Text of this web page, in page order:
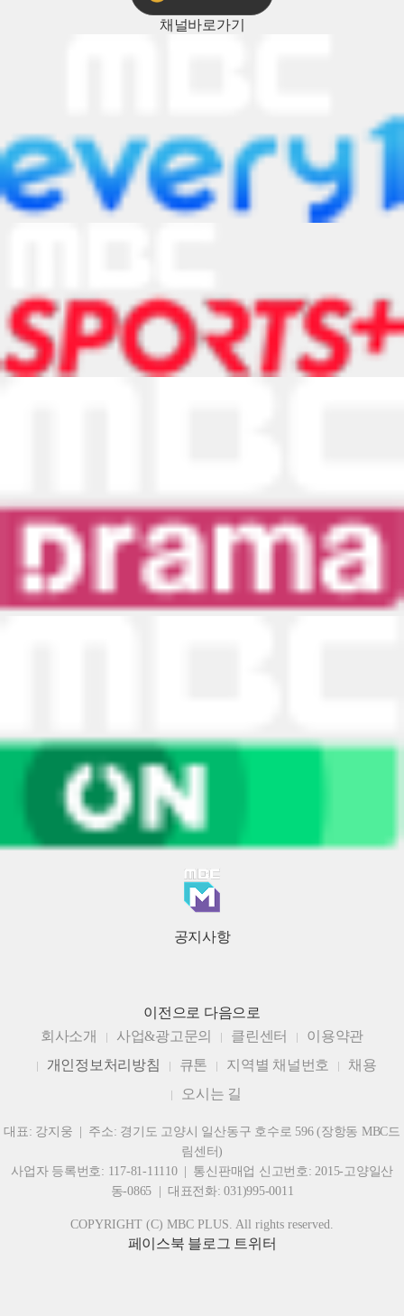
채널바로가기
공지사항
이전으로 다음으로
회사소개
사업&광고문의 클린센터
이용약관
개인정보처리방침
큐톤 지역별 채널번호
채용
오시는 길
대표: 강지웅 | 주소: 경기도 고양시 일산동구 호수로 596 (장항동 MBC드
림센터)
사업자 등록번호: 117-81-11110 | 통신판매업 신고번호: 2015-고양일산
동-0865 | 대표전화: 031)995-0011
COPYRIGHT (C) MBC PLUS. All rights reserved.
페이스북 블로그 트위터